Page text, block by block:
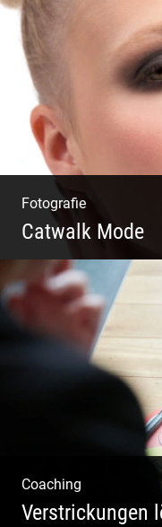
zurück
Fotografie
Catwalk Mode
Catwalk Mode
Coaching
Verstrickungen